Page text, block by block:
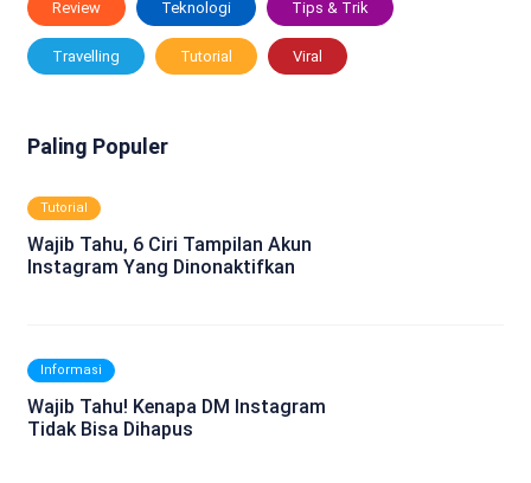
Review Teknologi Tips & Trik
Travelling Tutorial Viral
Paling Populer
Tutorial
Wajib Tahu, 6 Ciri Tampilan Akun
Instagram Yang Dinonaktifkan
Informasi
Wajib Tahu! Kenapa DM Instagram
Tidak Bisa Dihapus